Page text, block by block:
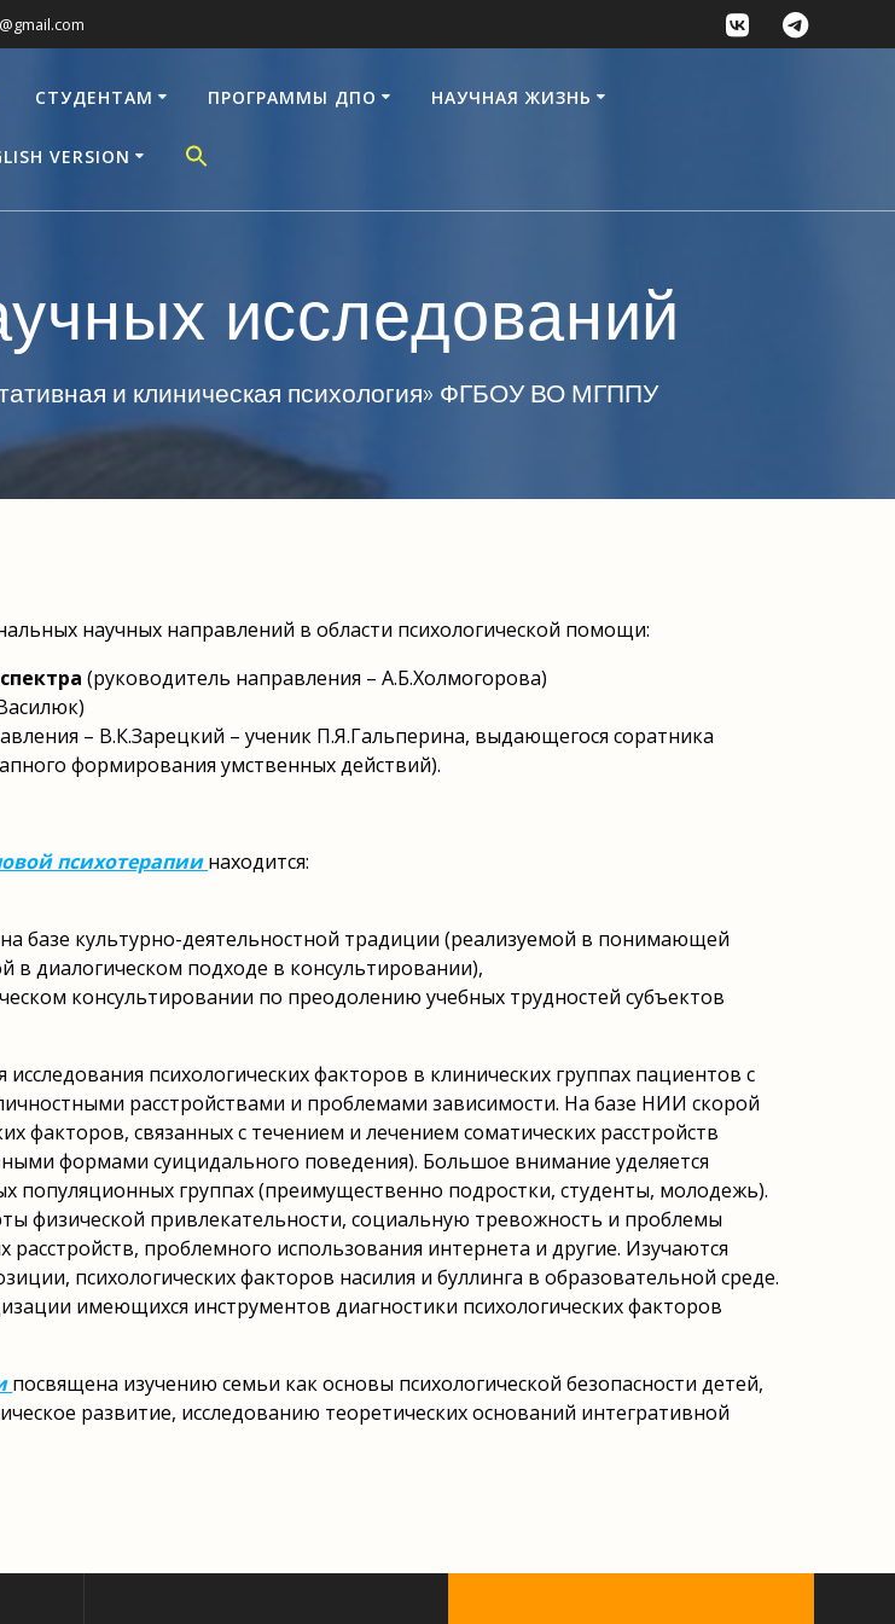
СТУДЕНТАМ ПРОГРАММЫ ДПО НАУЧНАЯ ЖИЗНЬ
VERSION
исследований
и клиническая психология» ФГБОУ ВО МГППУ
научных направлений в области психологической помощи:
(руководитель направления – А.Б.Холмогорова)
– В.К.Зарецкий – ученик П.Я.Гальперина, выдающегося соратника
формирования умственных действий).
психотерапиинаходится:
базе культурно-деятельностной традиции (реализуемой в понимающей
диалогическом подходе в консультировании),
консультировании по преодолению учебных трудностей субъектов
исследования психологических факторов в клинических группах пациентов с
расстройствами и проблемами зависимости. На базе НИИ скорой
факторов, связанных с течением и лечением соматических расстройств
формами суицидального поведения). Большое внимание уделяется
группах (преимущественно подростки, студенты, молодежь).
физической привлекательности, социальную тревожность и проблемы
проблемного использования интернета и другие. Изучаются
психологических факторов насилия и буллинга в образовательной среде.
имеющихся инструментов диагностики психологических факторов
посвящена изучению семьи как основы психологической безопасности детей,
развитие, исследованию теоретических оснований интегративной